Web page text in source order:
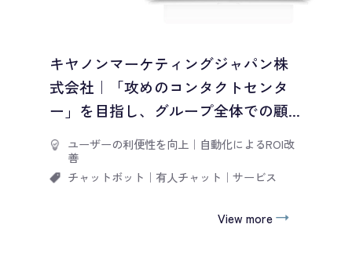
キヤノンマーケティングジャパン株
式会社｜「攻めのコンタクトセンタ
ー」を目指し、グループ全体での顧...
ユーザーの利便性を向上 ｜ 自動化によるROI改
善
チャットボット ｜ 有人チャット ｜ サービス
View more